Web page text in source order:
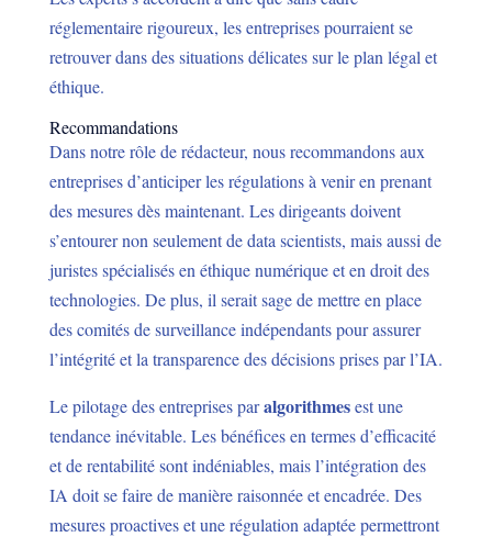
réglementaire rigoureux, les entreprises pourraient se
retrouver dans des situations délicates sur le plan légal et
éthique.
Recommandations
Dans notre rôle de rédacteur, nous recommandons aux
entreprises d’anticiper les régulations à venir en prenant
des mesures dès maintenant. Les dirigeants doivent
s’entourer non seulement de data scientists, mais aussi de
juristes spécialisés en éthique numérique et en droit des
technologies. De plus, il serait sage de mettre en place
des comités de surveillance indépendants pour assurer
l’intégrité et la transparence des décisions prises par l’IA.
Le pilotage des entreprises paralgorithmesest une
tendance inévitable. Les bénéfices en termes d’efficacité
et de rentabilité sont indéniables, mais l’intégration des
IA doit se faire de manière raisonnée et encadrée. Des
mesures proactives et une régulation adaptée permettront